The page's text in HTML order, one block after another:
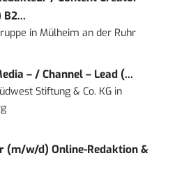
inMülheim an der Ruhr
– / Channel – Lead (...
Stiftung & Co. KG in
(m/w/d) Online-Redaktion &